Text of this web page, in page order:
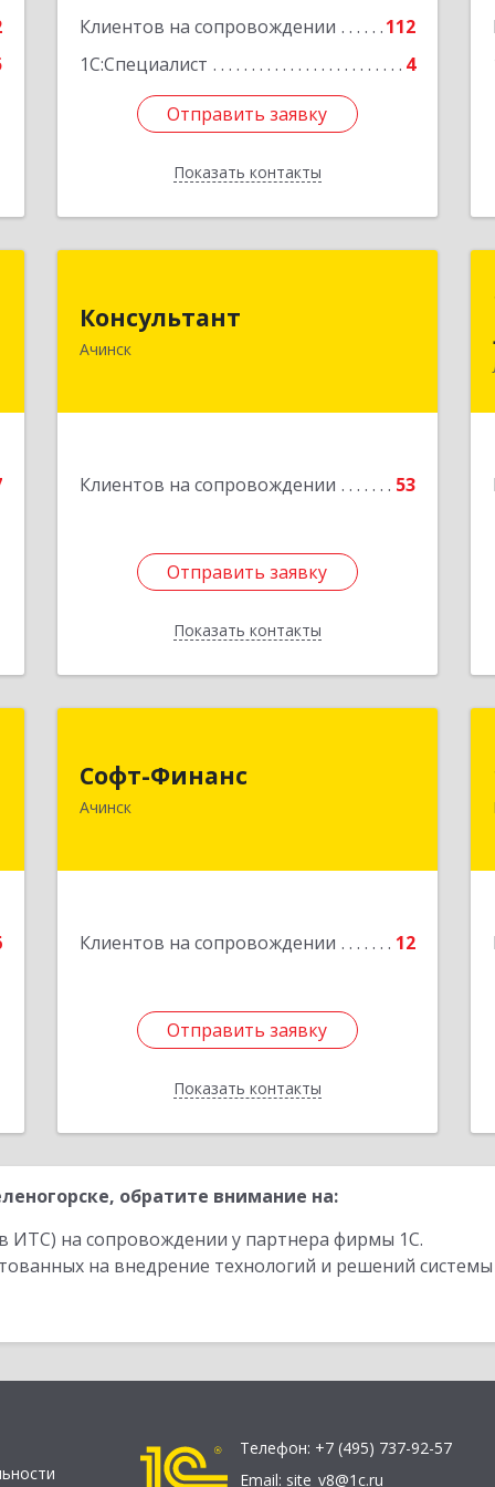
Клиентов на сопровождении
112
1С:Специалист
4
Отправить заявку
Показать контакты
Отправить заявку
Назад
Консультант
Ачинск
Клиентов на сопровождении 53
Отправить заявку
Показать контакты
662159, Красноярский край, Ачинск г,
Юго-Восточный район, дом № 21А
Подробнее
Отправить заявку
Назад
Софт-Финанс
Ачинск
Клиентов на сопровождении 12
Отправить заявку
Показать контакты
662150, Красноярский край, Ачинск г,
Подробнее
Отправить заявку
Назад
обратите внимание на:
ИТС) на сопровождении у партнера фирмы 1С.
на внедрение технологий и решений
Телефон: +7 (495) 737-92-57
Email: site_v8@1c.ru